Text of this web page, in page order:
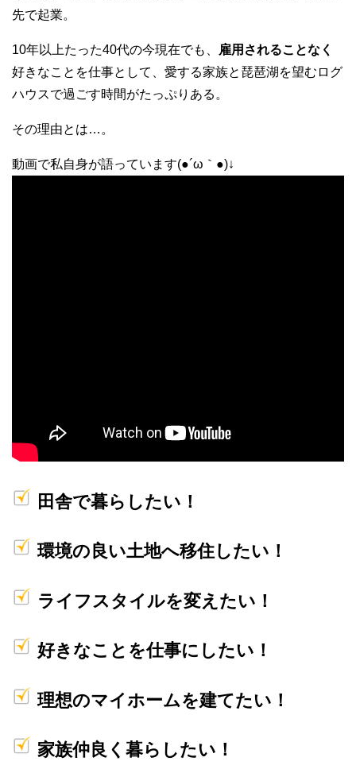
先で起業。
10年以上たった40代の今現在でも、
雇用されることなく
好きなことを仕事として、愛する家族と琵琶湖を望むログ
ハウスで過ごす時間がたっぷりある。
その理由とは…。
動画で私自身が語っています(●´ω｀●)↓
田舎で暮らしたい！
環境の良い土地へ移住したい！
ライフスタイルを変えたい！
好きなことを仕事にしたい！
理想のマイホームを建てたい！
家族仲良く暮らしたい！